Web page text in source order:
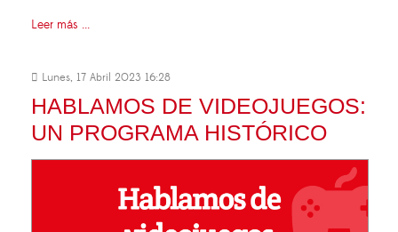
Leer más ...
Lunes, 17 Abril 2023 16:28
HABLAMOS DE VIDEOJUEGOS:
UN PROGRAMA HISTÓRICO